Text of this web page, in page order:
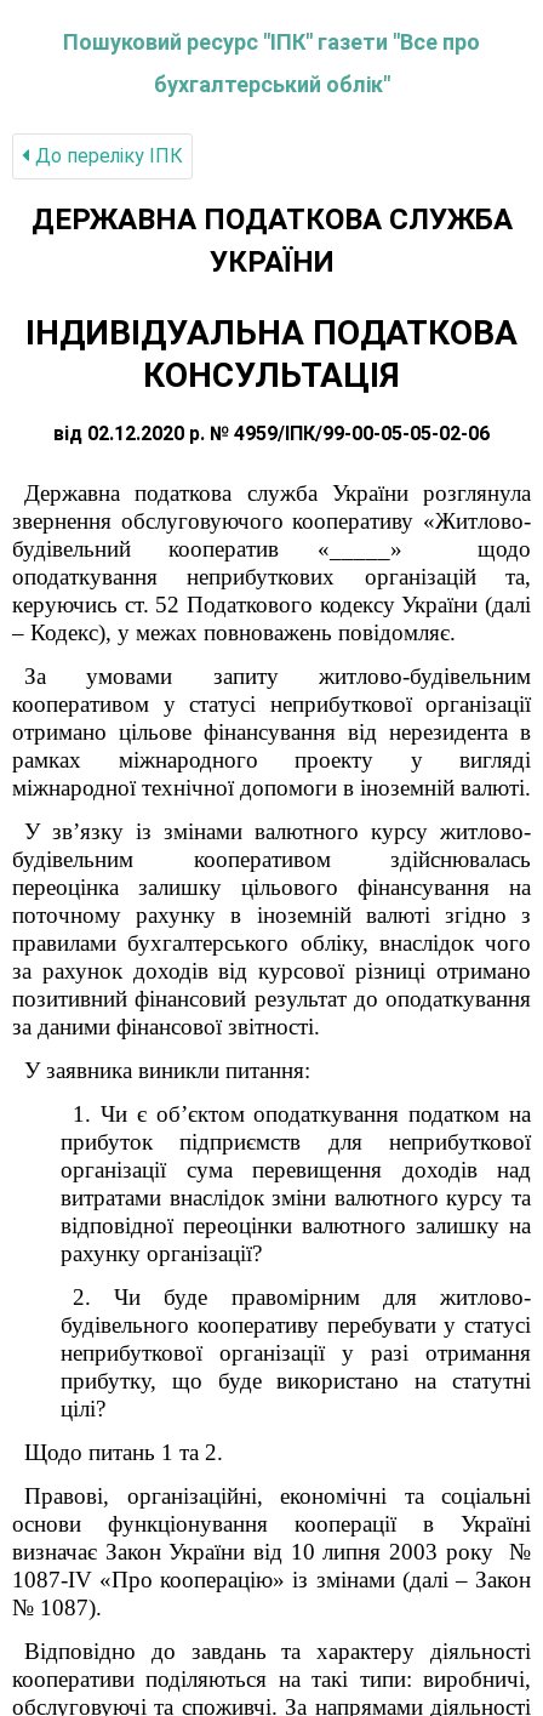
Пошуковий ресурс "ІПК" газети "Все про
бухгалтерський облік"
До переліку IПК
ДЕРЖАВНА ПОДАТКОВА СЛУЖБА
УКРАЇНИ
ІНДИВІДУАЛЬНА ПОДАТКОВА
КОНСУЛЬТАЦІЯ
від 02.12.2020 р. № 4959/ІПК/99-00-05-05-02-06
Державна податкова служба України розглянула
звернення обслуговуючого кооперативу «Житлово-
будівельний кооператив «_____» щодо
оподаткування неприбуткових організацій та,
керуючись ст. 52 Податкового кодексу України (далі
– Кодекс), у межах повноважень повідомляє.
За умовами запиту житлово-будівельним
кооперативом у статусі неприбуткової організації
отримано цільове фінансування від нерезидента в
рамках міжнародного проекту у вигляді
міжнародної технічної допомоги в іноземній валюті.
У зв’язку із змінами валютного курсу житлово-
будівельним кооперативом здійснювалась
переоцінка залишку цільового фінансування на
поточному рахунку в іноземній валюті згідно з
правилами бухгалтерського обліку, внаслідок чого
за рахунок доходів від курсової різниці отримано
позитивний фінансовий результат до оподаткування
за даними фінансової звітності.
У заявника виникли питання:
1. Чи є об’єктом оподаткування податком на
прибуток підприємств для неприбуткової
організації сума перевищення доходів над
витратами внаслідок зміни валютного курсу та
відповідної переоцінки валютного залишку на
рахунку організації?
2. Чи буде правомірним для житлово-
будівельного кооперативу перебувати у статусі
неприбуткової організації у разі отримання
прибутку, що буде використано на статутні
цілі?
Щодо питань 1 та 2.
Правові, організаційні, економічні та соціальні
основи функціонування кооперації в Україні
визначає Закон України від 10 липня 2003 року №
1087-IV «Про кооперацію» із змінами (далі – Закон
№ 1087).
Відповідно до завдань та характеру діяльності
кооперативи поділяються на такі типи: виробничі,
обслуговуючі та споживчі. За напрямами діяльності